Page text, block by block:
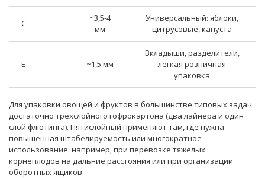
C
~3,5-4
мм
Универсальный: яблоки,
цитрусовые, капуста
E ~1,5 мм
Вкладыши, разделители,
легкая розничная
упаковка
Для упаковки овощей и фруктов в большинстве типовых задач
достаточно трехслойного гофрокартона (два лайнера и один
слой флютинга). Пятислойный применяют там, где нужна
повышенная штабелируемость или многократное
использование: например, при перевозке тяжелых
корнеплодов на дальние расстояния или при организации
оборотных ящиков.